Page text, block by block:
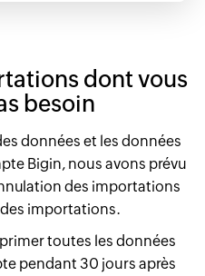
dont vous
besoin
données et les données
Bigin, nous avons prévu
des importations
importations.
toutes les données
pendant 30 jours après